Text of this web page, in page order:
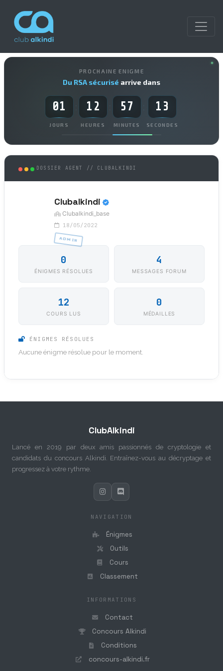
PROCHAINE ENIGME
Du RSA sécurisé arrive dans
01
JOURS
12
HEURES
: 57
MINUTES
13
SECONDES
DOSSIER AGENT // CLUBALKINDI
Clubalkindi
Clubalkindi_base
18/05/2022
ADMIN
0
ÉNIGMES RÉSOLUES
4
MESSAGES FORUM
12
COURS LUS
0
MÉDAILLES
ÉNIGMES RÉSOLUES
Aucune énigme résolue pour le moment.
ClubAlkindi
Lancé en 2019 par deux amis passionnés de cryptologie et
candidats du concours Alkindi. Entraînez-vous au décryptage et
progressez à votre rythme.
NAVIGATION
Énigmes
Outils
Cours
Classement
INFORMATIONS
Contact
Concours Alkindi
Conditions
concours-alkindi.fr